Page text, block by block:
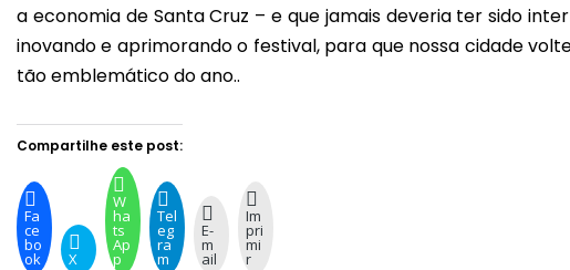
a economia de Santa Cruz – e que jamais deveria ter sido
inovando e aprimorando o festival, para que nossa cidade
tão emblemático do ano..
Compartilhe este post:
Fa
ce
bo
ok X
W
ha
ts
Ap
p
Tel
eg
ra
m
E-
m
ail
Im
pri
mi
r